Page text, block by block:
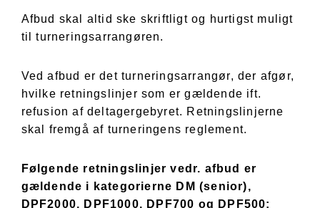
Afbud skal altid ske skriftligt og hurtigst muligt
til turneringsarrangøren.
Ved afbud er det turneringsarrangør, der afgør,
hvilke retningslinjer som er gældende ift.
refusion af deltagergebyret. Retningslinjerne
skal fremgå af turneringens reglement.
Følgende retningslinjer vedr. afbud er
gældende i kategorierne DM (senior),
DPF2000, DPF1000, DPF700 og DPF500: